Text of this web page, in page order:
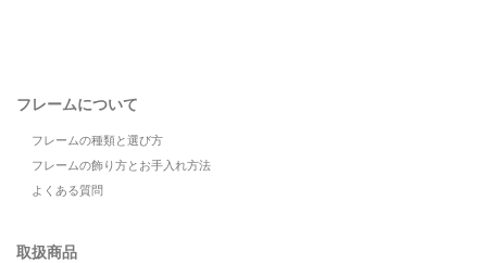
フレームについて
フレームの種類と選び方
フレームの飾り方とお手入れ方法
よくある質問
取扱商品